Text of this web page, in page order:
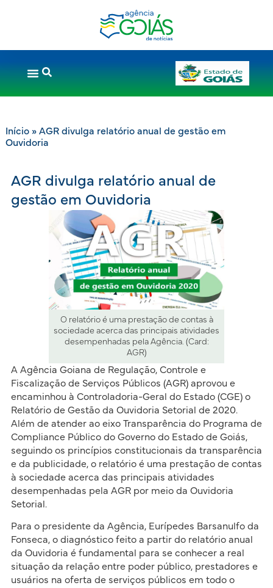
Início» AGR divulga relatório anual de gestão em
Ouvidoria
AGR divulga relatório anual de
gestão em Ouvidoria
O relatório é uma prestação de contas à
sociedade acerca das principais atividades
desempenhadas pela Agência. (Card:
AGR)
A Agência Goiana de Regulação, Controle e
Fiscalização de Serviços Públicos (AGR) aprovou e
encaminhou à Controladoria-Geral do Estado (CGE) o
Relatório de Gestão da Ouvidoria Setorial de 2020.
Além de atender ao eixo Transparência do Programa de
Compliance Público do Governo do Estado de Goiás,
seguindo os princípios constitucionais da transparência
e da publicidade, o relatório é uma prestação de contas
à sociedade acerca das principais atividades
desempenhadas pela AGR por meio da Ouvidoria
Setorial.
Para o presidente da Agência, Eurípedes Barsanulfo da
Fonseca, o diagnóstico feito a partir do relatório anual
da Ouvidoria é fundamental para se conhecer a real
situação da relação entre poder público, prestadores e
usuários na oferta de serviços públicos em todo o